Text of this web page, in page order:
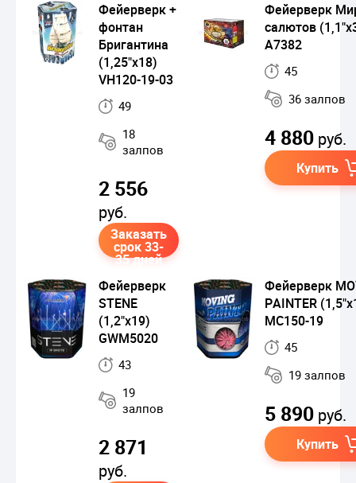
Фейерверк +
фонтан
Бригантина
(1,25"х18)
VH120-19-03
49
18
залпов
2 556
руб.
Заказать
срок 33-
35 дней
Фейерверк
салютов
A7382
45
36 залпов
4 880 руб.
Купить
Фейерверк
STENE
(1,2"x19)
GWM5020
43
19
залпов
2 871
руб.
Фейерверк
PAINTER
MC150-19
45
19 залпов
5 890 руб.
Купить